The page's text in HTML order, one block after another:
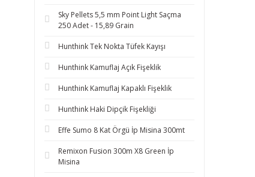
Sky Pellets 5,5 mm Point Light Saçma
250 Adet - 15,89 Grain
Hunthink Tek Nokta Tüfek Kayışı
Hunthink Kamuflaj Açık Fişeklik
Hunthink Kamuflaj Kapaklı Fişeklik
Hunthink Haki Dipçik Fişekliği
Effe Sumo 8 Kat Örgü İp Misina 300mt
Remixon Fusion 300m X8 Green İp
Misina